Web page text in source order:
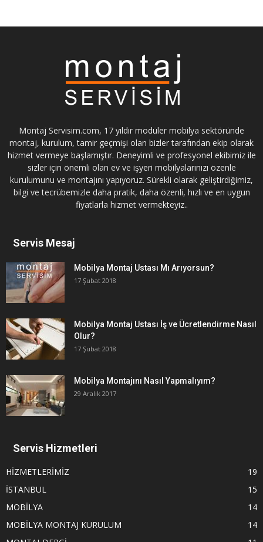
Montaj Servisim.com, 17 yıldır modüler mobilya sektöründe
montaj, kurulum, tamir geçmişi olan bizler tarafından ekip olarak
hizmet vermeye başlamıştır. Deneyimli ve profesyonel ekibimiz ile
sizler için önemli olan ev ve işyeri mobilyalarınızı özenle
kurulumunu ve montajını yapıyoruz. Sürekli olarak geliştirdiğimiz,
bilgi ve tecrübemizle daha pratik, daha özenli, hızlı ve en uygun
fiyatlarla hizmet vermekteyiz..
Servis Mesaj
Mobilya Montaj Ustası Mı Arıyorsun?
17 Şubat 2018
Mobilya Montaj Ustası İş ve Ücretlendirme Nasıl
Olur?
17 Şubat 2018
Mobilya Montajını Nasıl Yapmalıyım?
29 Aralık 2017
Servis Hizmetleri
HİZMETLERİMİZ
19
İSTANBUL
15
MOBİLYA
14
MOBİLYA MONTAJ KURULUM
14